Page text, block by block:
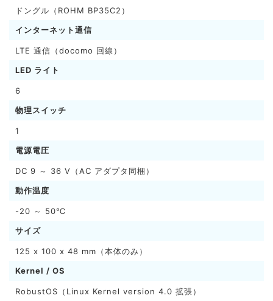
ドングル（ROHM BP35C2）
インターネット通信
LTE 通信（docomo 回線）
LED ライト
6
物理スイッチ
1
電源電圧
DC 9 ～ 36 V（AC アダプタ同梱）
動作温度
-20 ～ 50℃
サイズ
125 x 100 x 48 mm（本体のみ）
Kernel / OS
RobustOS（Linux Kernel version 4.0 拡張）